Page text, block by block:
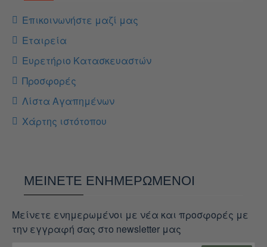
Επικοινωνήστε μαζί μας
Εταιρεία
Ευρετήριο Κατασκευαστών
Προσφορές
Λίστα Αγαπημένων
Χάρτης ιστότοπου
ΜΕΊΝΕΤΕ ΕΝΗΜΕΡΩΜΈΝΟΙ
Μείνετε ενημερωμένοι με νέα και προσφορές με
την εγγραφή σας στο newsletter μας